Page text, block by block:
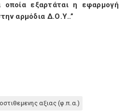
οποία εξαρτάται η εφαρμογή
αρμόδια Δ.Ο.Υ..”
αξιας (φ.π.α.)